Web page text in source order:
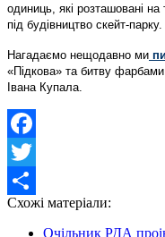
одиниць, які розташовані на
під будівництво скейт-парку.
Нагадаємо нещодавно ми
«Підкова» та битву
Івана Купала.
Facebook
Twitter
Share
Схожі матеріали:
Очільник РДА